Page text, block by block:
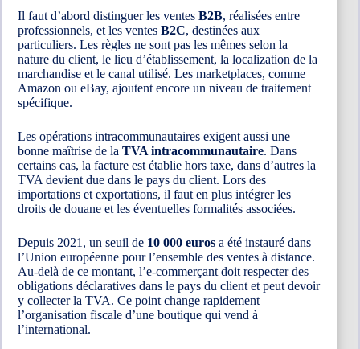
Il faut d’abord distinguer les ventes B2B, réalisées entre
professionnels, et les ventes B2C, destinées aux
particuliers. Les règles ne sont pas les mêmes selon la
nature du client, le lieu d’établissement, la localization de la
marchandise et le canal utilisé. Les marketplaces, comme
Amazon ou eBay, ajoutent encore un niveau de traitement
spécifique.
Les opérations intracommunautaires exigent aussi une
bonne maîtrise de la TVA intracommunautaire. Dans
certains cas, la facture est établie hors taxe, dans d’autres la
TVA devient due dans le pays du client. Lors des
importations et exportations, il faut en plus intégrer les
droits de douane et les éventuelles formalités associées.
Depuis 2021, un seuil de 10 000 euros a été instauré dans
l’Union européenne pour l’ensemble des ventes à distance.
Au-delà de ce montant, l’e-commerçant doit respecter des
obligations déclaratives dans le pays du client et peut devoir
y collecter la TVA. Ce point change rapidement
l’organisation fiscale d’une boutique qui vend à
l’international.